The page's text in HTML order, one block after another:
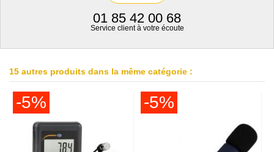
01 85 42 00 68
Service client à votre écoute
15 autres produits dans la même catégorie :
-5% -5%